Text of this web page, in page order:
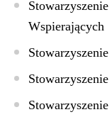
Wspierających